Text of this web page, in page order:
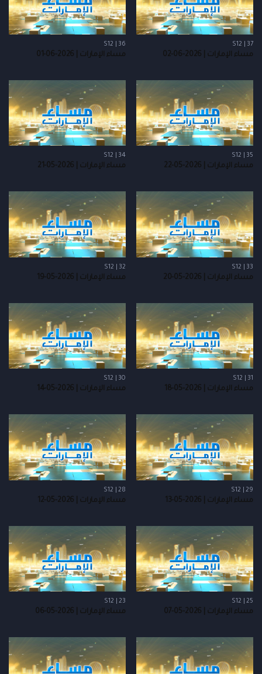
S12 | 37
مساء الإمارات | 2026-06-02
S12 | 36
مساء الإمارات | 2026-06-01
S12 | 35
مساء الإمارات | 2026-05-22
S12 | 34
مساء الإمارات | 2026-05-21
S12 | 33
مساء الإمارات | 2026-05-20
S12 | 32
مساء الإمارات | 2026-05-19
S12 | 31
مساء الإمارات | 2026-05-18
S12 | 30
مساء الإمارات | 2026-05-14
S12 | 29
مساء الإمارات | 2026-05-13
S12 | 28
مساء الإمارات | 2026-05-12
S12 | 25
مساء الإمارات | 2026-05-07
S12 | 23
مساء الإمارات | 2026-05-06